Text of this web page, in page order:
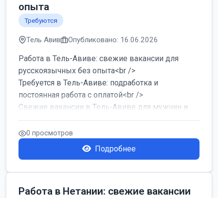
опыта
Требуются
Тель Авив Опубликовано: 16.06.2026
Работа в Тель-Авиве: свежие вакансии для
русскоязычных без опыта<br />
Требуется в Тель-Авиве: подработка и
постоянная работа с оплатой<br />
Свежие вакансии в Тель-Авиве для мужчин и
женщин от хозя...
0 просмотров
Подробнее
Работа в Нетании: свежие вакансии